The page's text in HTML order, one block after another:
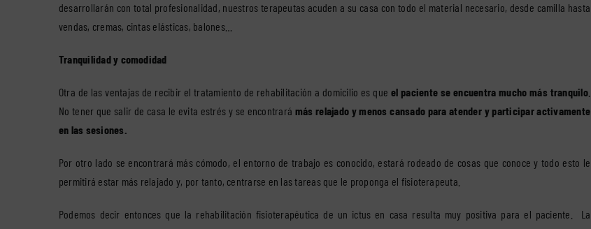
desarrollarán con total profesionalidad, nuestros terapeutas acuden a su casa con todo el material necesario, desde camilla hasta
vendas, cremas, cintas elásticas, balones…
Tranquilidad y comodidad
Otra de las ventajas de recibir el tratamiento de rehabilitación a domicilio es que el paciente se encuentra mucho más tranquilo.
No tener que salir de casa le evita estrés y se encontrará más relajado y menos cansado para atender y participar activamente
en las sesiones.
Por otro lado se encontrará más cómodo, el entorno de trabajo es conocido, estará rodeado de cosas que conoce y todo esto le
permitirá estar más relajado y, por tanto, centrarse en las tareas que le proponga el fisioterapeuta.
Podemos decir entonces que la rehabilitación fisioterapéutica de un ictus en casa resulta muy positiva para el paciente. La